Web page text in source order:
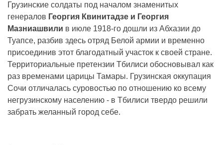
Грузинские солдаты под началом знаменитых
генералов Георгия Квинитадзе и Георгия
Мазниашвили в июле 1918-го дошли из Абхазии до
Туапсе, разбив здесь отряд Белой армии и временно
присоединив этот благодатный участок к своей стране.
Территориальные претензии Тбилиси обосновывал как
раз временами царицы Тамары. Грузинская оккупация
Сочи отличалась суровостью по отношению ко всему
негрузинскому населению - в Тбилиси твердо решили
забрать желанный город себе.